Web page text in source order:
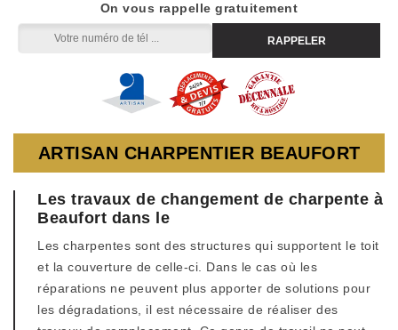
On vous rappelle gratuitement
ARTISAN CHARPENTIER BEAUFORT
Les travaux de changement de charpente à
Beaufort dans le
Les charpentes sont des structures qui supportent le toit
et la couverture de celle-ci. Dans le cas où les
réparations ne peuvent plus apporter de solutions pour
les dégradations, il est nécessaire de réaliser des